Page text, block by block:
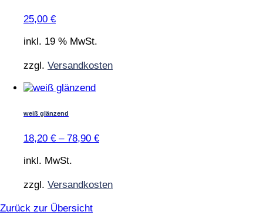
25,00 €
inkl. 19 % MwSt.
zzgl. Versandkosten
Dieses
Varianten
auf.
können
weiß glänzend
18,20 € – 78,90 €
inkl. MwSt.
zzgl. Versandkosten
Zurück zur Übersicht